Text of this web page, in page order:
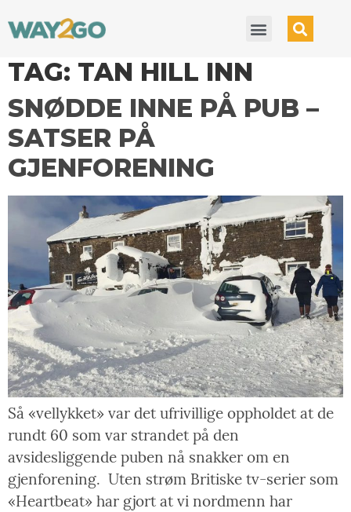
TAG: TAN HILL INN
SNØDDE INNE PÅ PUB –
SATSER PÅ
GJENFORENING
Så «vellykket» var det ufrivillige oppholdet at de
rundt 60 som var strandet på den
avsidesliggende puben nå snakker om en
gjenforening. Uten strøm Britiske tv-serier som
«Heartbeat» har gjort at vi nordmenn har